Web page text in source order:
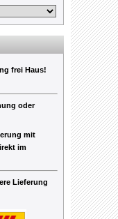
frei Haus!
oder
mit
im
Lieferung